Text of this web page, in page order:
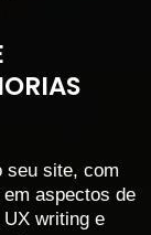
seu site, com
aspectos de
writing e